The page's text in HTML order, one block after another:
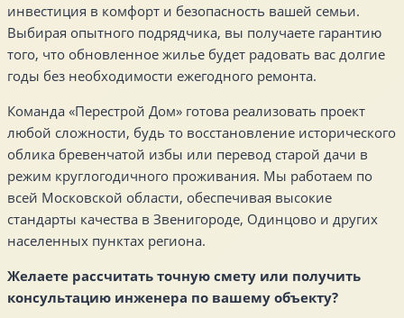
инвестиция в комфорт и безопасность вашей семьи.
Выбирая опытного подрядчика, вы получаете гарантию
того, что обновленное жилье будет радовать вас долгие
годы без необходимости ежегодного ремонта.
Команда «Перестрой Дом» готова реализовать проект
любой сложности, будь то восстановление исторического
облика бревенчатой избы или перевод старой дачи в
режим круглогодичного проживания. Мы работаем по
всей Московской области, обеспечивая высокие
стандарты качества в Звенигороде, Одинцово и других
населенных пунктах региона.
Желаете рассчитать точную смету или получить
консультацию инженера по вашему объекту?